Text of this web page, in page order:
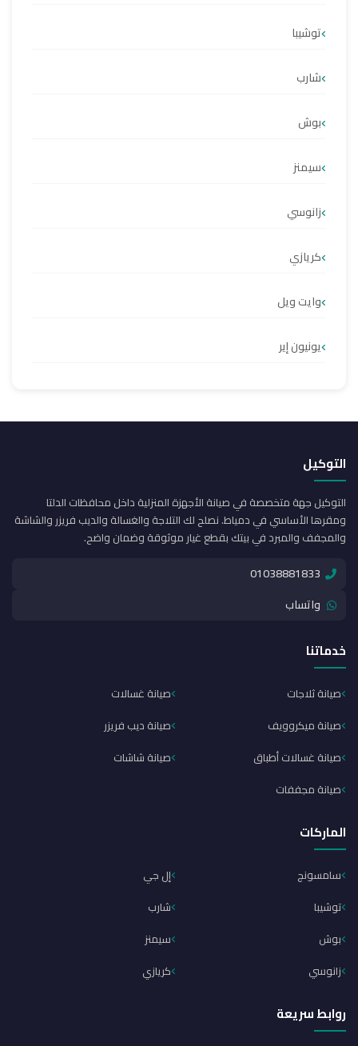
توشيبا
شارب
بوش
سيمنز
زانوسي
كريازي
وايت ويل
يونيون إير
التوكيل
التوكيل جهة متخصصة في صيانة الأجهزة المنزلية داخل محافظات الدلتا
ومقرها الأساسي في دمياط. نصلح لك التلاجة والغسالة والديب فريزر والشاشة
والمجفف والمبرد في بيتك بقطع غيار موثوقة وضمان واضح.
01038881833
واتساب
خدماتنا
صيانة ثلاجات
صيانة غسالات
صيانة ميكروويف
صيانة ديب فريزر
صيانة غسالات أطباق
صيانة شاشات
صيانة مجففات
الماركات
سامسونج
إل جي
توشيبا
شارب
بوش
سيمنز
زانوسي
كريازي
روابط سريعة